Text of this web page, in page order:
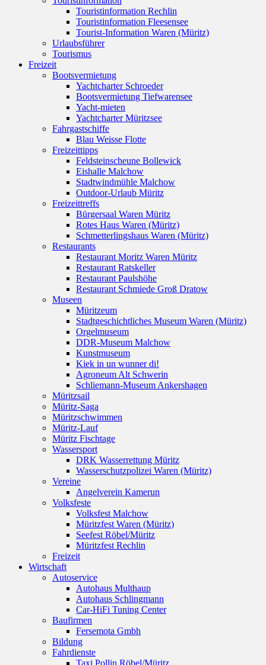
Touristinformation Rechlin
Touristinformation Fleesensee
Tourist-Information Waren (Müritz)
Urlaubsführer
Tourismus
Freizeit
Bootsvermietung
Yachtcharter Schroeder
Bootsvermietung Tiefwarensee
Yacht-mieten
Yachtcharter Müritzsee
Fahrgastschiffe
Blau Weisse Flotte
Freizeittipps
Feldsteinscheune Bollewick
Eishalle Malchow
Stadtwindmühle Malchow
Outdoor-Urlaub Müritz
Freizeittreffs
Bürgersaal Waren Müritz
Rotes Haus Waren (Müritz)
Schmetterlingshaus Waren (Müritz)
Restaurants
Restaurant Moritz Waren Müritz
Restaurant Ratskeller
Restaurant Paulshöhe
Restaurant Schmiede Groß Dratow
Museen
Müritzeum
Stadtgeschichtliches Museum Waren (Müritz)
Orgelmuseum
DDR-Museum Malchow
Kunstmuseum
Kiek in un wunner di!
Agroneum Alt Schwerin
Schliemann-Museum Ankershagen
Müritzsail
Müritz-Saga
Müritzschwimmen
Müritz-Lauf
Müritz Fischtage
Wassersport
DRK Wasserrettung Müritz
Wasserschutzpolizei Waren (Müritz)
Vereine
Angelverein Kamerun
Volksfeste
Volksfest Malchow
Müritzfest Waren (Müritz)
Seefest Röbel/Müritz
Müritzfest Rechlin
Freizeit
Wirtschaft
Autoservice
Autohaus Multhaup
Autohaus Schlingmann
Car-HiFi Tuning Center
Baufirmen
Fersemota Gmbh
Bildung
Fahrdienste
Taxi Pollin Röbel/Müritz